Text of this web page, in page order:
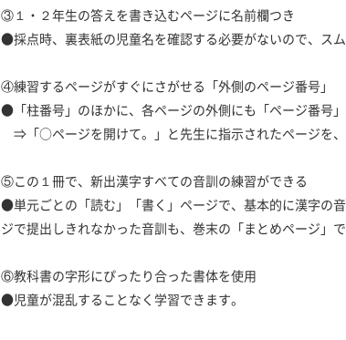
③１・２年生の答えを書き込むページに名前欄つき
●採点時、裏表紙の児童名を確認する必要がないので、スム
④練習するページがすぐにさがせる「外側のページ番号」
●「柱番号」のほかに、各ページの外側にも「ページ番号」
⇒「○ページを開けて。」と先生に指示されたページを、
⑤この１冊で、新出漢字すべての音訓の練習ができる
●単元ごとの「読む」「書く」ページで、基本的に漢字の
ジで提出しきれなかった音訓も、巻末の「まとめページ」で
⑥教科書の字形にぴったり合った書体を使用
●児童が混乱することなく学習できます。